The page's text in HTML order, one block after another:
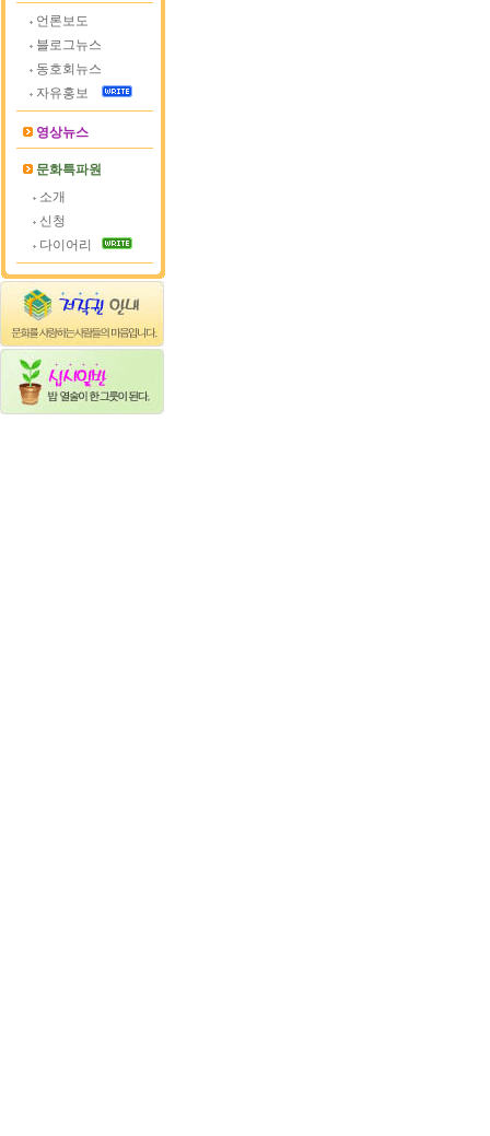
언론보도
블로그뉴스
동호회뉴스
자유홍보
영상뉴스
문화특파원
소개
신청
다이어리